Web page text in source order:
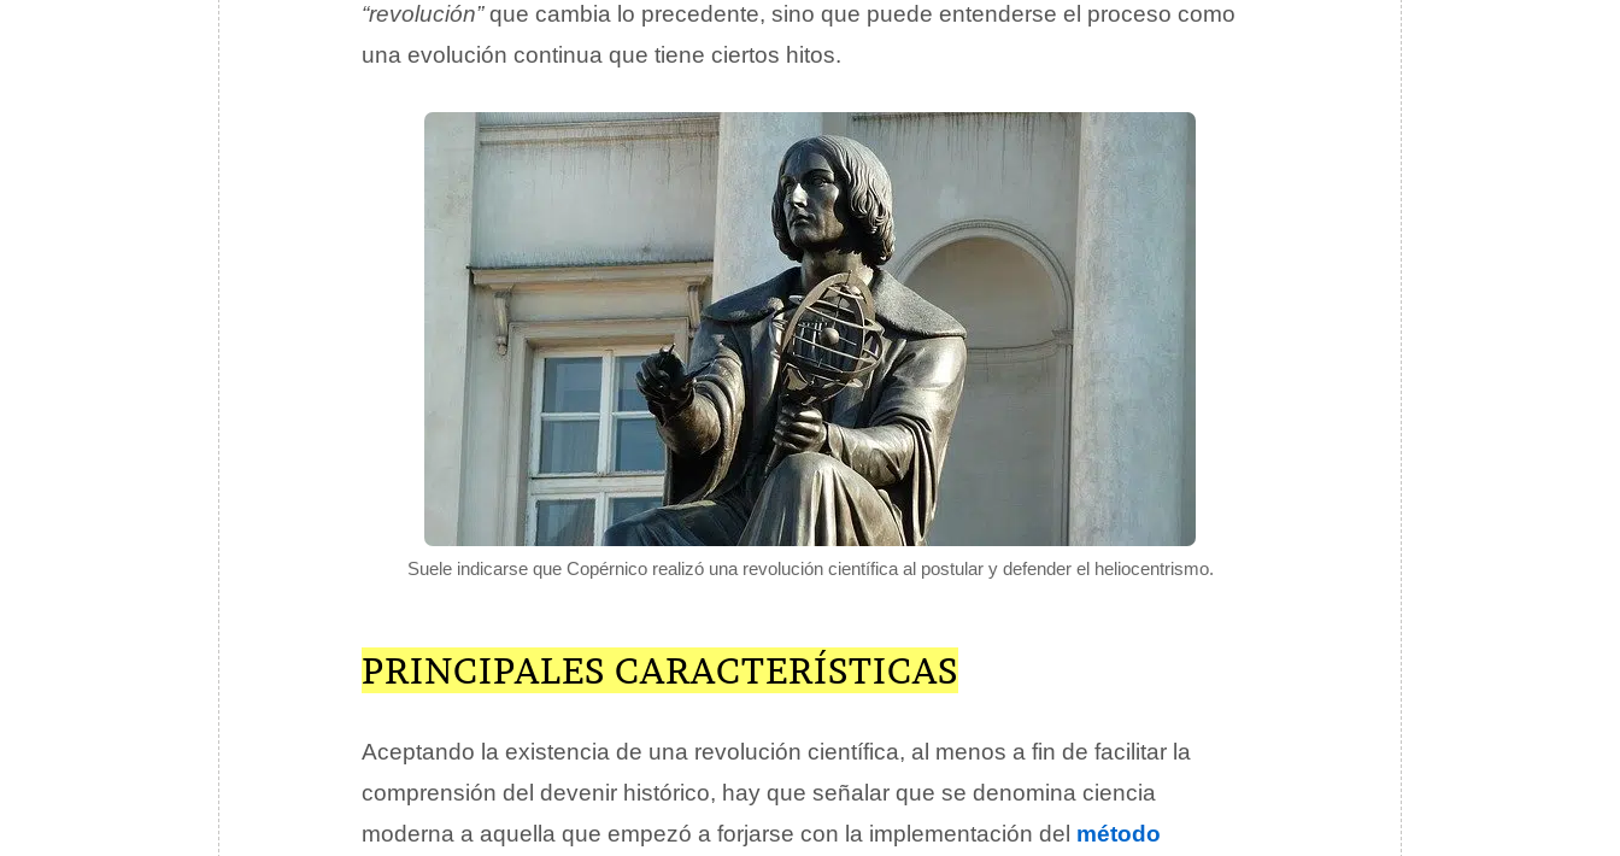
“revolución”que cambia lo precedente, sino que puede entenderse el proceso como
una evolución continua que tiene ciertos hitos.
Suele indicarse que Copérnico realizó una revolución científica al postular y defender el heliocentrismo.
PRINCIPALES CARACTERÍSTICAS
Aceptando la existencia de una revolución científica, al menos a fin de facilitar la
comprensión del devenir histórico, hay que señalar que se denomina ciencia
moderna a aquella que empezó a forjarse con la implementación del método